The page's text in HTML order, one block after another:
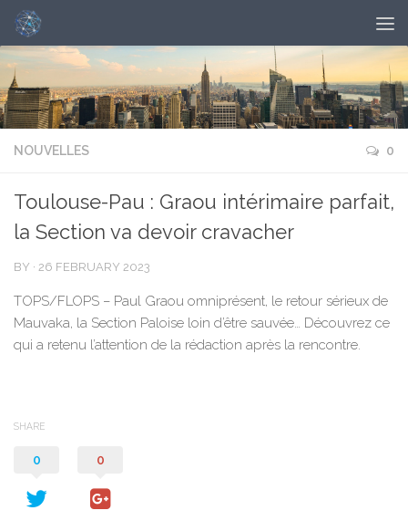
NOUVELLES 0
Toulouse-Pau : Graou intérimaire parfait,
la Section va devoir cravacher
BY · 26 FEBRUARY 2023
TOPS/FLOPS – Paul Graou omniprésent, le retour sérieux de
Mauvaka, la Section Paloise loin d’être sauvée… Découvrez ce
qui a retenu l’attention de la rédaction après la rencontre.
SHARE
0 0